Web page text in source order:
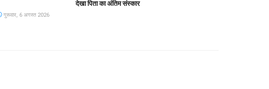
देखा पिता का अंतिम संस्कार
गुरूवार, 6 अगस्त 2026